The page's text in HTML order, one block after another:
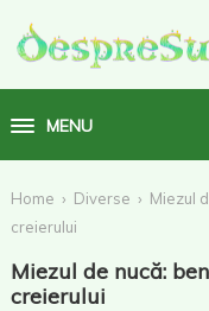
MENU
Home › Diverse › Miezul
creierului
Miezul de nucă:
creierului